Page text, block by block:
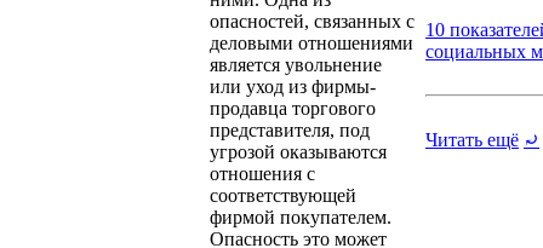
опасностей, связанных с
деловыми отношениями
является увольнение
или уход из фирмы-
продавца торгового
представителя, под
угрозой оказываются
отношения с
соответствующей
фирмой покупателем.
Опасность это может
10
социальных
Читать ещё ⤾